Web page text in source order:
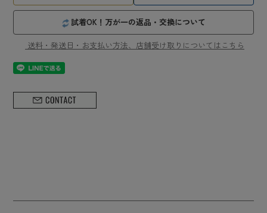
試着OK！万が一の返品・交換について
送料・発送日・お支払い方法、店舗受け取りについてはこちら